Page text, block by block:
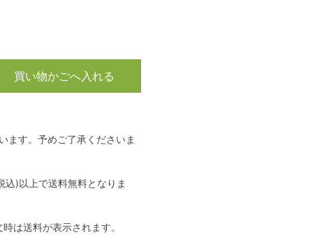
買い物かごへ入れる
ます。予めご了承くださいま
)以上で送料無料となりま
は送料が表示されます。